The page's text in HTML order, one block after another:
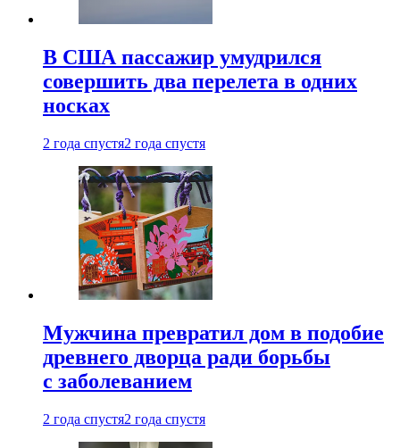
В США пассажир умудрился
совершить два перелета в одних
носках
2 года спустя2 года спустя
Мужчина превратил дом в подобие
древнего дворца ради борьбы
с заболеванием
2 года спустя2 года спустя